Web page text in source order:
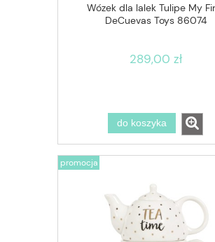
Wózek dla lalek Tulipe My
DeCuevas Toys 86074
289,00 zł
do koszyka
promocja